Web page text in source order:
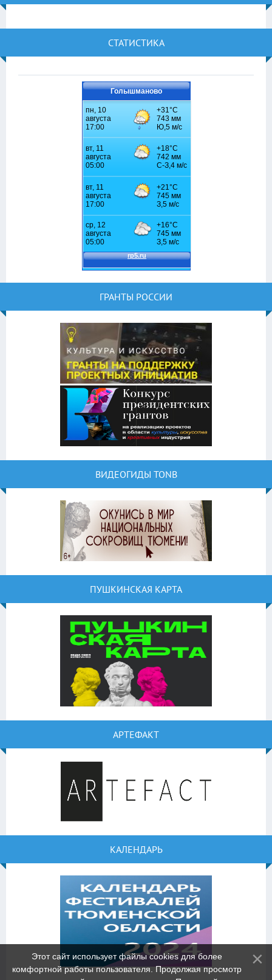
СТАТИСТИКА
Голышманово
ГРАНТЫ РОССИИ
ВИДЕОГИДЫ TONB
ПУШКИНСКАЯ КАРТА
АРТЕФАКТ
КАЛЕНДАРЬ
Этот сайт использует файлы cookies для более
комфортной работы пользователя. Продолжая просмотр